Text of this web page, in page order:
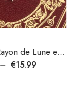
Collier Rayon de Lune en acier inoxydable
– €15.99